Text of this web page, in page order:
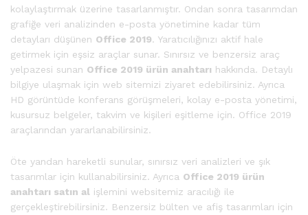
kolaylaştırmak üzerine tasarlanmıştır. Ondan sonra tasarımdan
grafiğe veri analizinden e-posta yönetimine kadar tüm
detayları düşünen Office 2019. Yaratıcılığınızı aktif hale
getirmek için eşsiz araçlar sunar. Sınırsız ve benzersiz araç
yelpazesi sunan Office 2019 ürün anahtarı hakkında. Detaylı
bilgiye ulaşmak için web sitemizi ziyaret edebilirsiniz. Ayrıca
HD görüntüde konferans görüşmeleri, kolay e-posta yönetimi,
kusursuz belgeler, takvim ve kişileri eşitleme için. Office 2019
araçlarından yararlanabilirsiniz.
Öte yandan hareketli sunular, sınırsız veri analizleri ve şık
tasarımlar için kullanabilirsiniz. Ayrıca Office 2019 ürün
anahtarı satın al işlemini websitemiz aracılığı ile
gerçekleştirebilirsiniz. Benzersiz bülten ve afiş tasarımları için